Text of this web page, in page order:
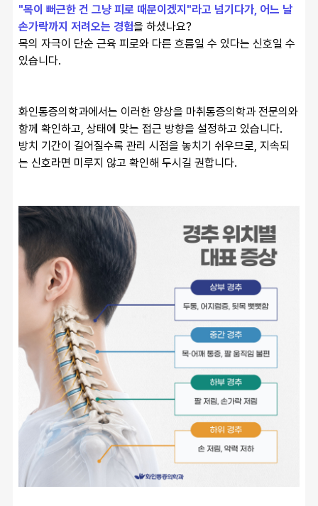
"목이 뻐근한 건 그냥 피로 때문이겠지"라고 넘기다가, 어느 날
손가락까지 저려오는 경험을 하셨나요?
목의 자극이 단순 근육 피로와 다른 흐름일 수 있다는 신호일 수
있습니다.
화인통증의학과에서는 이러한 양상을 마취통증의학과 전문의와
함께 확인하고, 상태에 맞는 접근 방향을 설정하고 있습니다.
방치 기간이 길어질수록 관리 시점을 놓치기 쉬우므로, 지속되
는 신호라면 미루지 않고 확인해 두시길 권합니다.